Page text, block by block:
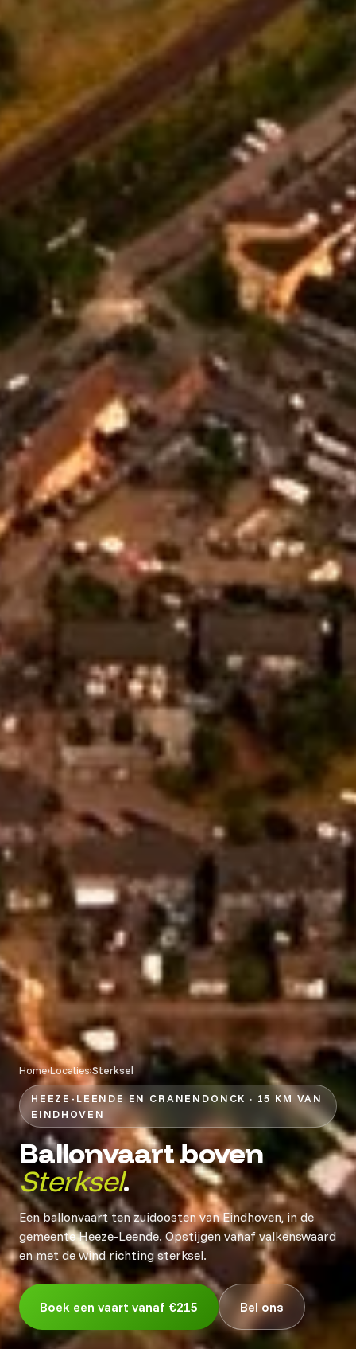
Home›Locaties›Sterksel
HEEZE-LEENDE EN CRANENDONCK · 15 KM VAN
EINDHOVEN
Ballonvaart boven
Sterksel.
Een ballonvaart ten zuidoosten van Eindhoven, in de
gemeente Heeze-Leende. Opstijgen vanaf valkenswaard
en met de wind richting sterksel.
Boek een vaart vanaf €215 Bel ons